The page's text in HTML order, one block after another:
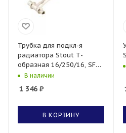
Трубка для подкл-я
радиатора Stout Т-
образная 16/250/16, SFA-
0026-162516
В наличии
1 346 ₽
В КОРЗИНУ